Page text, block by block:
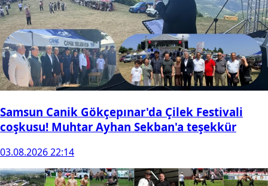
Samsun Canik Gökçepınar'da Çilek Festivali
coşkusu! Muhtar Ayhan Sekban'a teşekkür
03.08.2026 22:14